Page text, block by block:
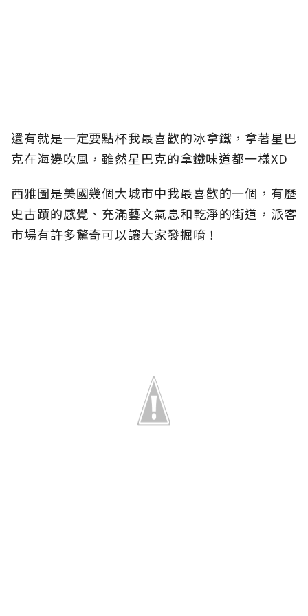
還有就是一定要點杯我最喜歡的冰拿鐵，拿著星巴
克在海邊吹風，雖然星巴克的拿鐵味道都一樣XD
西雅圖是美國幾個大城市中我最喜歡的一個，有歷
史古蹟的感覺、充滿藝文氣息和乾淨的街道，派客
市場有許多驚奇可以讓大家發掘唷！